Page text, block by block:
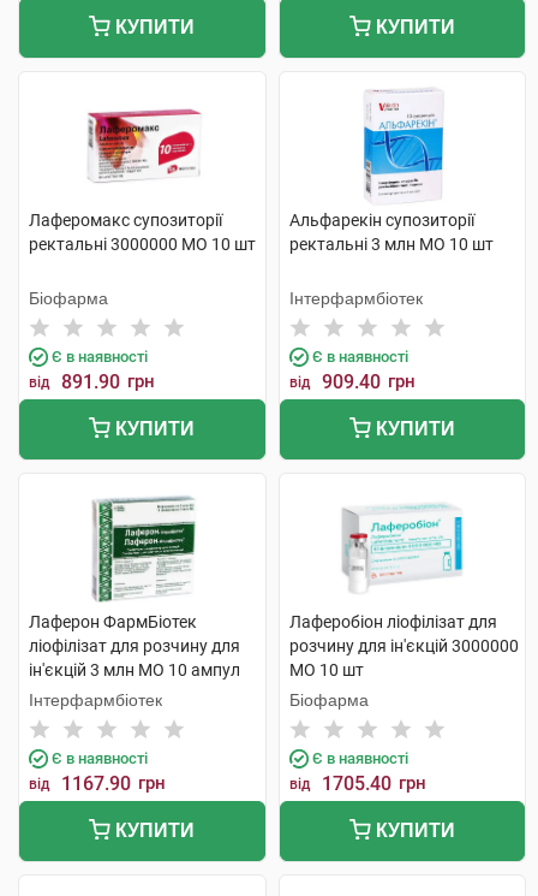
КУПИТИ КУПИТИ
Лаферомакс супозиторії
ректальні 3000000 МО 10 шт
Біофарма
Є в наявності
від 891.90 грн
КУПИТИ
Альфарекін супозиторії
ректальні 3 млн МО 10 шт
Інтерфармбіотек
Є в наявності
від 909.40 грн
КУПИТИ
Лаферон ФармБіотек
ліофілізат для розчину для
ін'єкцій 3 млн МО 10 ампул
Інтерфармбіотек
Є в наявності
від 1167.90 грн
КУПИТИ
Лаферобіон ліофілізат для
розчину для ін'єкцій 3000000
МО 10 шт
Біофарма
Є в наявності
від 1705.40 грн
КУПИТИ